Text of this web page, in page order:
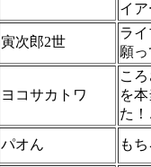
イ
寅次郎2世
ラ
願
ヨコサカトワ
こ
を
た
パオん も